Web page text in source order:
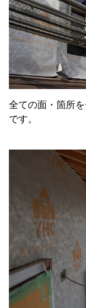
全ての面・箇所
です。